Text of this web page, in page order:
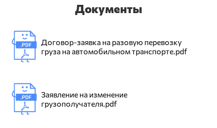
Документы
Договор-заявка на разовую перевозку
груза на автомобильном транспорте.pdf
Заявление на изменение
грузополучателя.pdf